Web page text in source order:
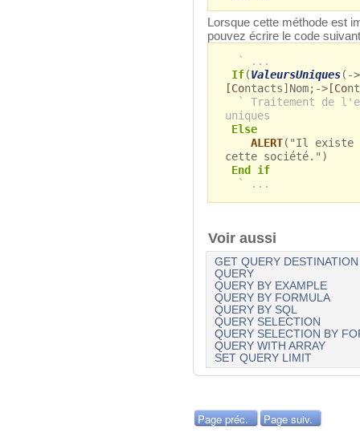
Lorsque cette méthode est
pouvez écrire le code
` ...
If(ValeursUniques(->
[Contacts]Nom;->[Co
` Traitement de
uniques
Else
ALERT("Il existe
cette société.")
End if
` ...
Voir aussi
GET QUERY DESTINATION
QUERY
QUERY BY EXAMPLE
QUERY BY FORMULA
QUERY BY SQL
QUERY SELECTION
QUERY SELECTION BY
QUERY WITH ARRAY
SET QUERY LIMIT
Page préc. Page suiv.